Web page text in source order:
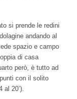
si prende le redini
andando al
spazio e campo
di casa
però, è tutto ad
con il solito
20’).